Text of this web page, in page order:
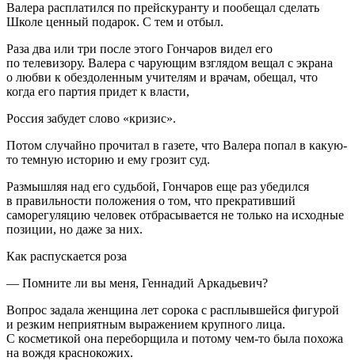
Валера расплатился по прейскуранту и пообещал сделать
Школе ценный подарок. С тем и отбыл.
Раза два или три после этого Гончаров видел его
по телевизору. Валера с чарующим взглядом вещал с экрана
о любви к обездоленным учителям и врачам, обещал, что
когда его партия придет к власти,
Россия забудет слово «кризис».
Потом случайно прочитал в газете, что Валера попал в какую-
то темную историю и ему грозит суд.
Размышляя над его судьбой, Гончаров еще раз убедился
в правильности положения о том, что прекративший
саморегуляцию человек отбрасывается не только на исходные
позиции, но даже за них.
Как распускается роза
— Помните ли вы меня, Геннадий Аркадьевич?
Вопрос задала женщина лет сорока с расплывшейся фигурой
и резким неприятным выражением крупного лица.
С косметикой она переборщила и потому чем-то была похожа
на вождя краснокожих.